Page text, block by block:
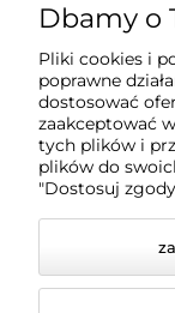
Zakupy
Pomoc
Moje konto
Dbamy o
Pliki cookies i
poprawne
dostosować
zaakceptować
tych plików i
plików do
"Dostosuj